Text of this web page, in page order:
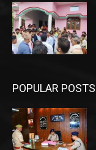
POPULAR POSTS